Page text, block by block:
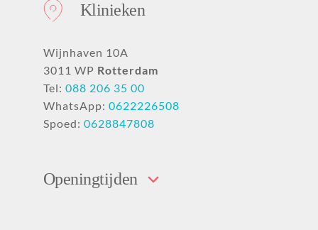
Klinieken
Wijnhaven 10A
3011 WP Rotterdam
Tel: 088 206 35 00
WhatsApp: 0622226508
Spoed: 0628847808
Openingtijden